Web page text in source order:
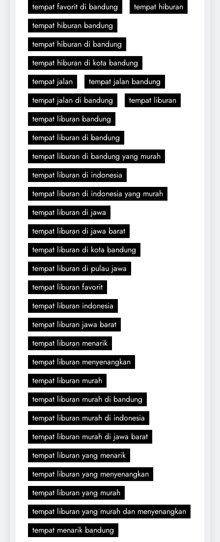
tempat favorit di bandung
tempat hiburan
tempat hiburan bandung
tempat hiburan di bandung
tempat hiburan di kota bandung
tempat jalan
tempat jalan bandung
tempat jalan di bandung
tempat liburan
tempat liburan bandung
tempat liburan di bandung
tempat liburan di bandung yang murah
tempat liburan di indonesia
tempat liburan di indonesia yang murah
tempat liburan di jawa
tempat liburan di jawa barat
tempat liburan di kota bandung
tempat liburan di pulau jawa
tempat liburan favorit
tempat liburan indonesia
tempat liburan jawa barat
tempat liburan menarik
tempat liburan menyenangkan
tempat liburan murah
tempat liburan murah di bandung
tempat liburan murah di indonesia
tempat liburan murah di jawa barat
tempat liburan yang menarik
tempat liburan yang menyenangkan
tempat liburan yang murah
tempat liburan yang murah dan menyenangkan
tempat menarik bandung